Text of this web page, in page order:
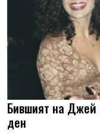
Бившият на Джей
ден